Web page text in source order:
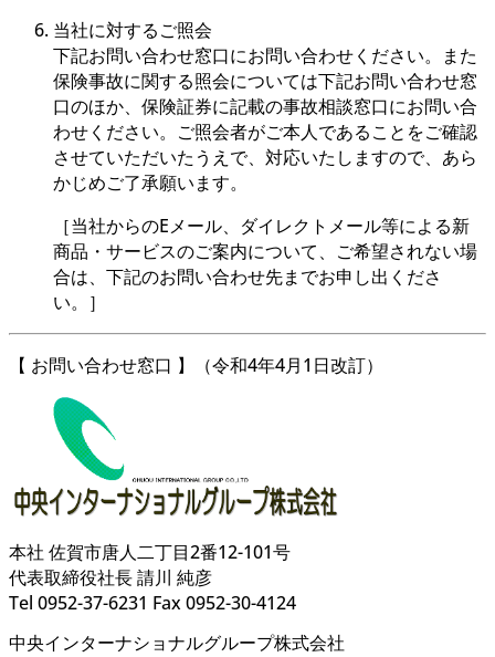
当社に対するご照会
下記お問い合わせ窓口にお問い合わせください。また
保険事故に関する照会については下記お問い合わせ窓
口のほか、保険証券に記載の事故相談窓口にお問い合
わせください。ご照会者がご本人であることをご確認
させていただいたうえで、対応いたしますので、あら
かじめご了承願います。
［当社からのEメール、ダイレクトメール等による新
商品・サービスのご案内について、ご希望されない場
合は、下記のお問い合わせ先までお申し出くださ
い。］
【 お問い合わせ窓口 】（令和4年4月1日改訂）
本社 佐賀市唐人二丁目2番12-101号
代表取締役社長 請川 純彦
Tel 0952-37-6231 Fax 0952-30-4124
中央インターナショナルグループ株式会社